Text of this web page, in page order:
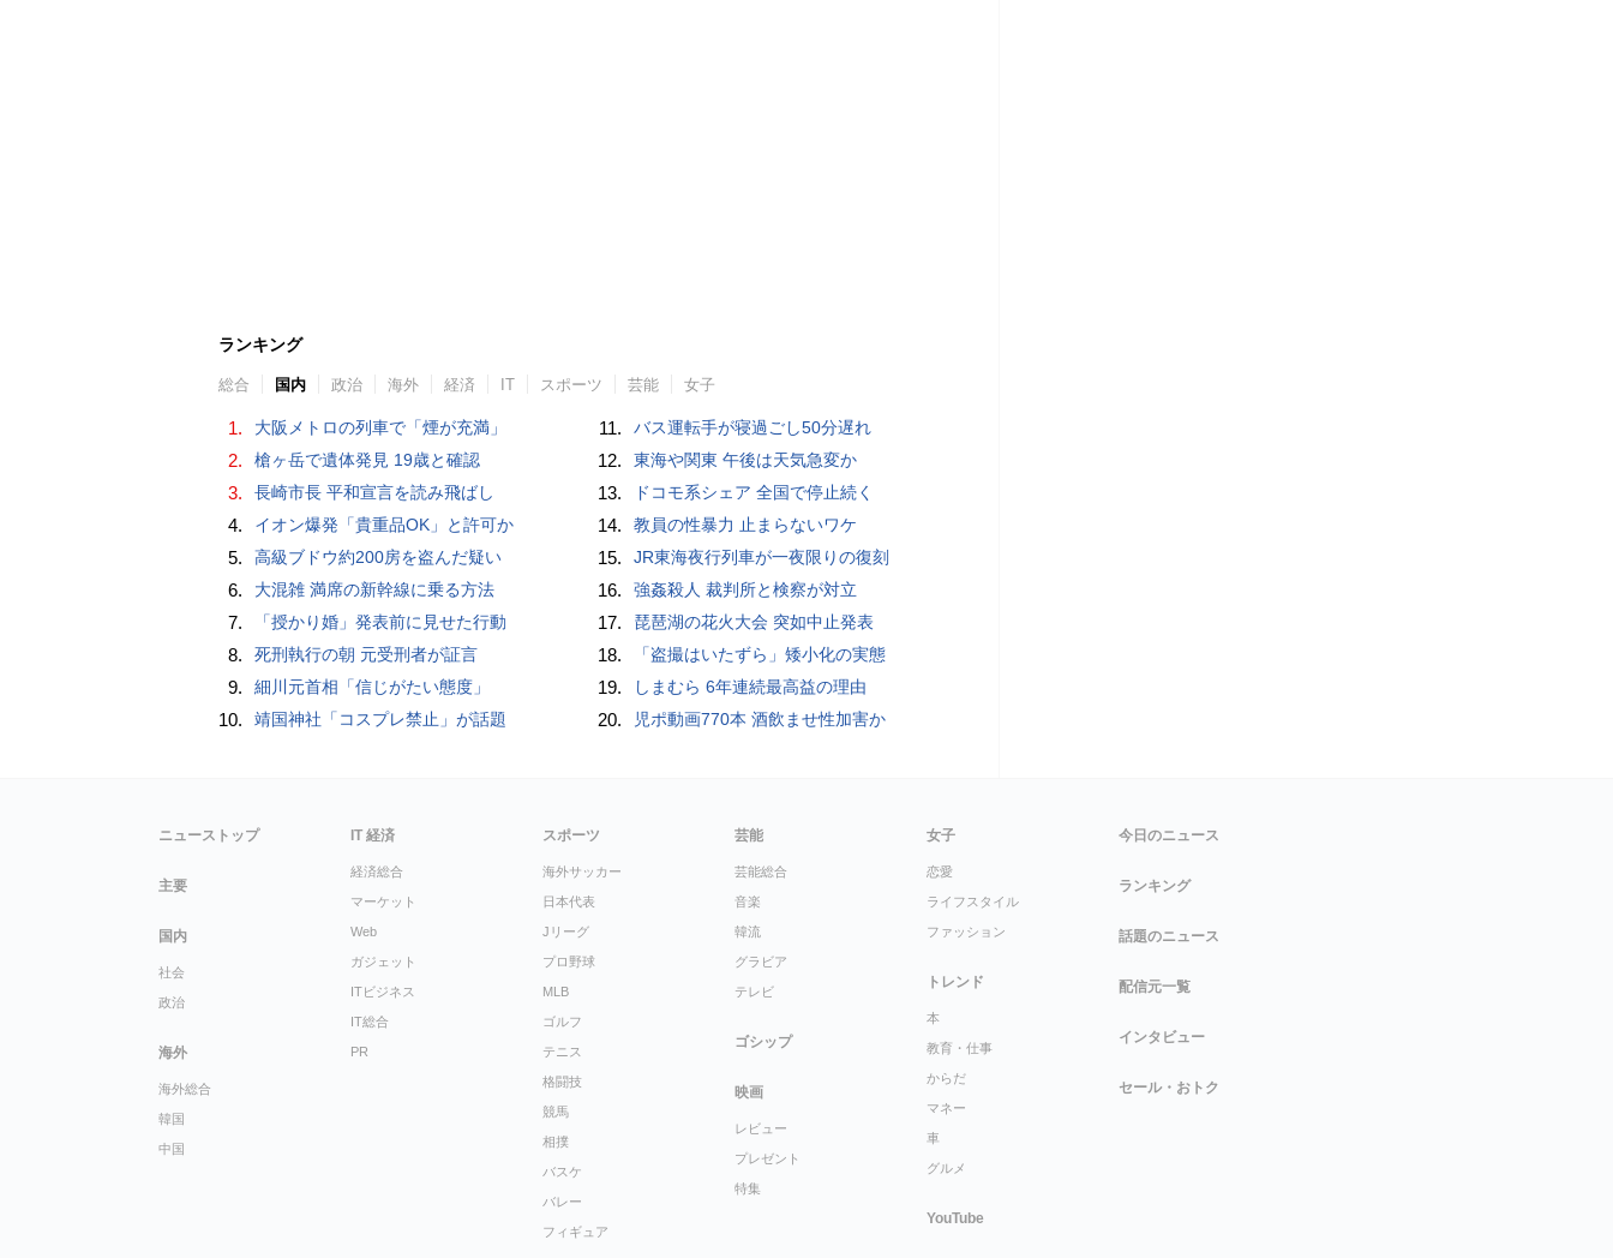
ランキング
総合 国内 政治 海外 経済 IT スポーツ 芸能 女子
1. 大阪メトロの列車で「煙が充満」
2. 槍ヶ岳で遺体発見 19歳と確認
3. 長崎市長 平和宣言を読み飛ばし
4. イオン爆発「貴重品OK」と許可か
5. 高級ブドウ約200房を盗んだ疑い
6. 大混雑 満席の新幹線に乗る方法
7. 「授かり婚」発表前に見せた行動
8. 死刑執行の朝 元受刑者が証言
9. 細川元首相「信じがたい態度」
10. 靖国神社「コスプレ禁止」が話題
11. バス運転手が寝過ごし50分遅れ
12. 東海や関東 午後は天気急変か
13. ドコモ系シェア 全国で停止続く
14. 教員の性暴力 止まらないワケ
15. JR東海夜行列車が一夜限りの復刻
16. 強姦殺人 裁判所と検察が対立
17. 琵琶湖の花火大会 突如中止発表
18. 「盗撮はいたずら」矮小化の実態
19. しまむら 6年連続最高益の理由
20. 児ポ動画770本 酒飲ませ性加害か
ニューストップ
主要
国内
社会
政治
海外
海外総合
韓国
中国
IT 経済
経済総合
マーケット
Web
ガジェット
ITビジネス
IT総合
PR
スポーツ
海外サッカー
日本代表
Jリーグ
プロ野球
MLB
ゴルフ
テニス
格闘技
競馬
相撲
バスケ
バレー
フィギュア
芸能
芸能総合
音楽
韓流
グラビア
テレビ
ゴシップ
映画
レビュー
プレゼント
特集
女子
恋愛
ライフスタイル
ファッション
トレンド
本
教育・仕事
からだ
マネー
車
グルメ
YouTube
今日のニュース
ランキング
話題のニュース
配信元一覧
インタビュー
セール・おトク